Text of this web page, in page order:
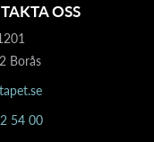
OSS
Borås
54 00